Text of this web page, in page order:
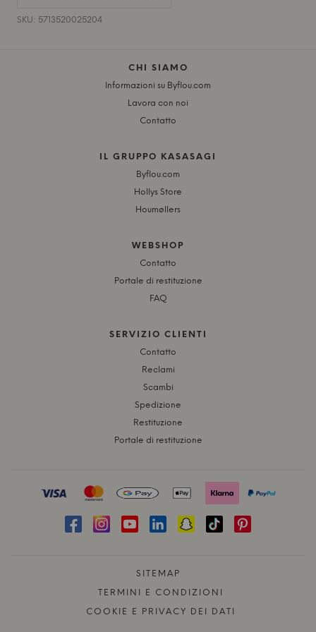
SKU: 5713520025204
CHI SIAMO
Informazioni su Byflou.com
Lavora con noi
Contatto
IL GRUPPO KASASAGI
Byflou.com
Hollys Store
Houmøllers
WEBSHOP
Contatto
Portale di restituzione
FAQ
SERVIZIO CLIENTI
Contatto
Reclami
Scambi
Spedizione
Restituzione
Portale di restituzione
SITEMAP
TERMINI E CONDIZIONI
COOKIE E PRIVACY DEI DATI